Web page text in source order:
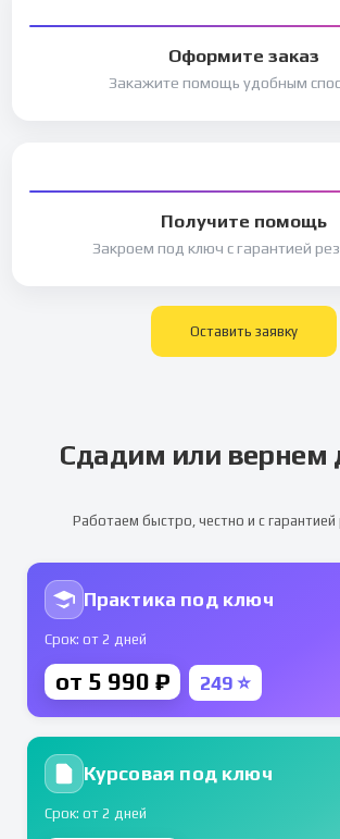
Оформите заказ
Закажите помощь удобным
Получите помощь
Закроем под ключ с гарантией
Оставить заявку
Сдадим или вернем
Работаем быстро, честно и с гарантией
Практика под ключ
Срок: от 2 дней
от 5 990 ₽ 249 ⭐
Курсовая под ключ
Срок: от 2 дней